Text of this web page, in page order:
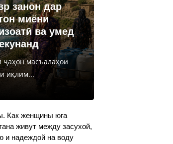
занон дар
миёни
ва умед
ҷаҳон масъалаҳои
иқлим...
Как женщины юга
живут между засухой,
и надеждой на воду